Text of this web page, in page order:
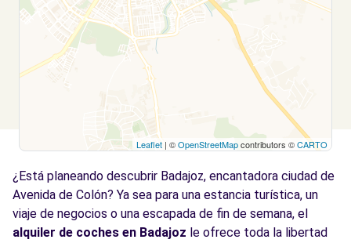
Leaflet | ©OpenStreetMapcontributors ©CARTO
¿Está planeando descubrir Badajoz, encantadora ciudad de
Avenida de Colón? Ya sea para una estancia turística, un
viaje de negocios o una escapada de fin de semana, el
alquiler de coches en Badajoz le ofrece toda la libertad